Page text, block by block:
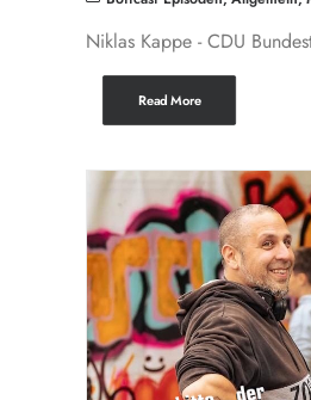
Niklas Kappe - CDU
Read More